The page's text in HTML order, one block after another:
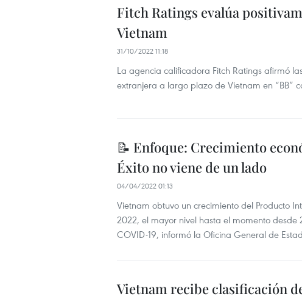
Fitch Ratings evalúa
Vietnam
31/10/2022 11:18
La agencia calificadora Fitch Ratings afirmó
extranjera a largo plazo de Vietnam en “BB”
📝 Enfoque: Crecimiento
Éxito no viene de un lado
04/04/2022 01:13
Vietnam obtuvo un crecimiento del Producto
2022, el mayor nivel hasta el momento
COVID-19, informó la Oficina General de
Vietnam recibe clasificación